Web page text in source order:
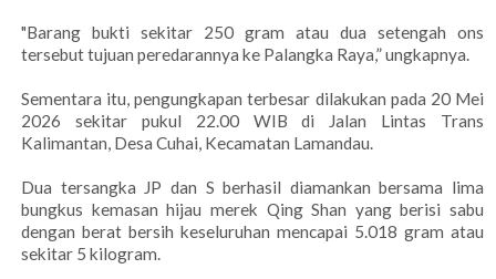
"Barang bukti sekitar 250 gram atau dua setengah ons
tersebut tujuan peredarannya ke Palangka Raya,” ungkapnya.
Sementara itu, pengungkapan terbesar dilakukan pada 20 Mei
2026 sekitar pukul 22.00 WIB di Jalan Lintas Trans
Kalimantan, Desa Cuhai, Kecamatan Lamandau.
Dua tersangka JP dan S berhasil diamankan bersama lima
bungkus kemasan hijau merek Qing Shan yang berisi sabu
dengan berat bersih keseluruhan mencapai 5.018 gram atau
sekitar 5 kilogram.